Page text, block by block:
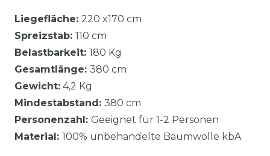
Liegefläche: 220 x170 cm
Spreizstab: 110 cm
Belastbarkeit: 180 Kg
Gesamtlänge: 380 cm
Gewicht: 4,2 Kg
Mindestabstand: 380 cm
Personenzahl: Geeignet für 1-2 Personen
Material: 100% unbehandelte Baumwolle kbA